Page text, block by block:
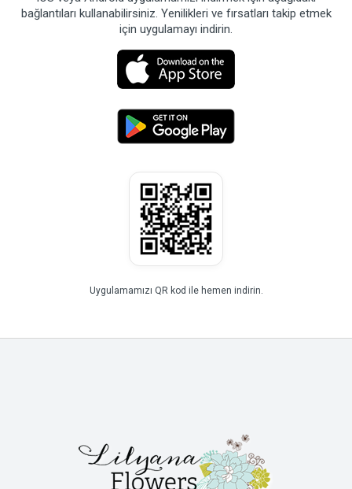
bağlantıları kullanabilirsiniz. Yenilikleri ve fırsatları takip etmek
için uygulamayı indirin.
Uygulamamızı QR kod ile hemen indirin.